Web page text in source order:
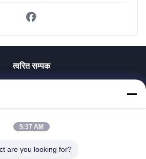
त्वरित सम्पक
वीडियो
वी.आर. शो
कारखाने का दौरा
5:37 AM
are you looking for?